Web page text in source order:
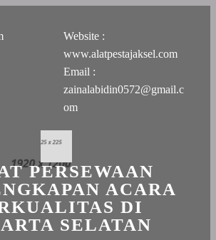
Website :
www.alatpestajaksel.com
Email :
zainalabidin0572@gmail.c
om
PERSEWAAN
ACARA
DI
SELATAN